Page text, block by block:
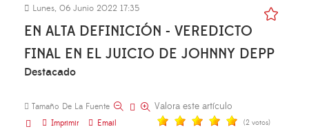
Lunes, 06 Junio 2022 17:35
EN ALTA DEFINICIÓN - VEREDICTO
FINAL EN EL JUICIO DE JOHNNY DEPP
Destacado
Tamaño De La Fuente
Imprimir
Email
Valora este artículo
(2 votos)